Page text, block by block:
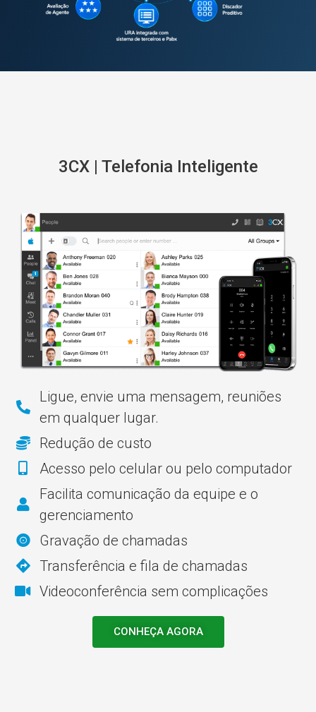
3CX | Telefonia Inteligente
Ligue, envie uma mensagem, reuniões
em qualquer lugar.
Redução de custo
Acesso pelo celular ou pelo computador
Facilita comunicação da equipe e o
gerenciamento
Gravação de chamadas
Transferência e fila de chamadas
Videoconferência sem complicações
CONHEÇA AGORA